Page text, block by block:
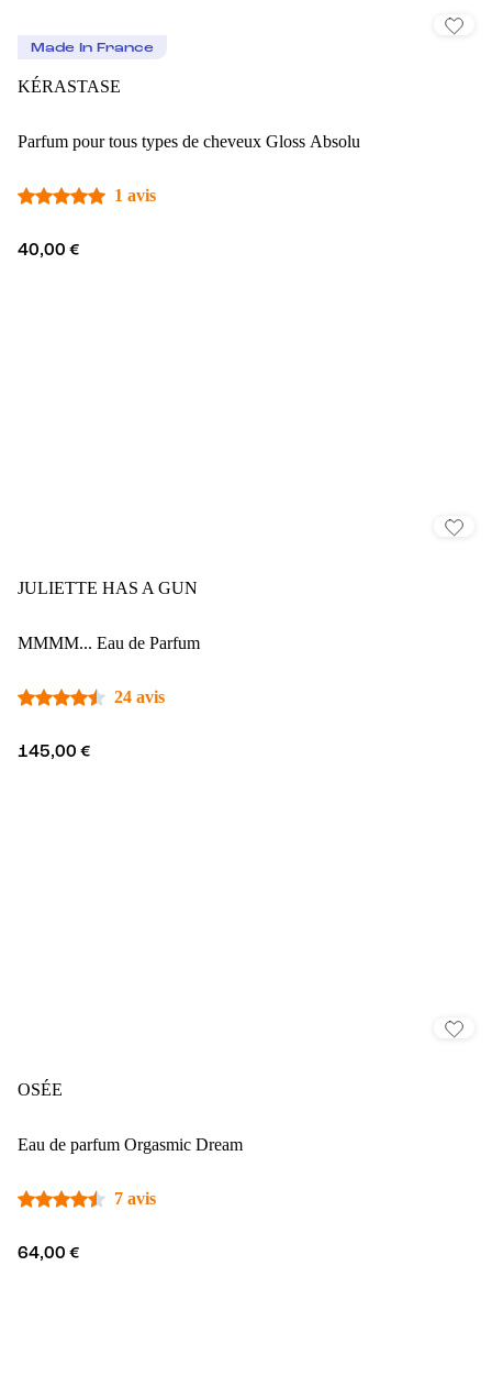
Made In France
KÉRASTASE
Parfum pour tous types de cheveux Gloss Absolu
1 avis
40,00 €
JULIETTE HAS A GUN
MMMM... Eau de Parfum
24 avis
145,00 €
OSÉE
Eau de parfum Orgasmic Dream
7 avis
64,00 €